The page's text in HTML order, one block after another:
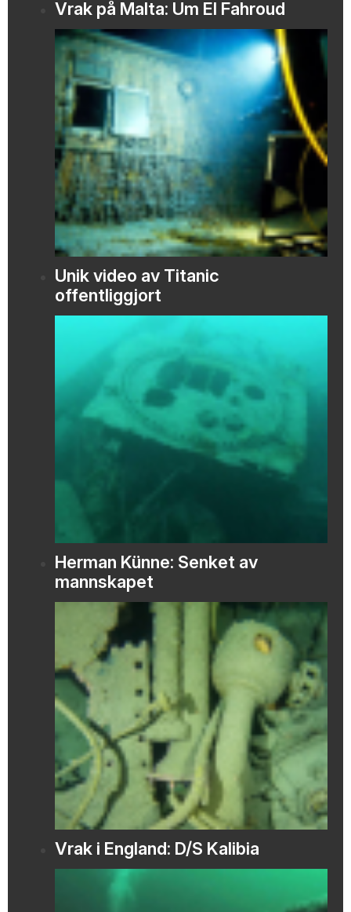
Vrak på Malta: Um El Fahroud
Unik video av Titanic
offentliggjort
Herman Künne: Senket av
mannskapet
Vrak i England: D/S Kalibia